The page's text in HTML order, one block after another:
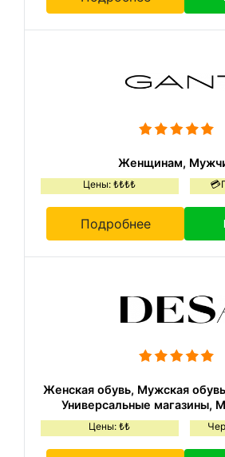
Женщинам,
Цены: ₺₺₺₺
Подробнее
Женская обувь, Мужская
Универсальные магазины,
Цены: ₺₺